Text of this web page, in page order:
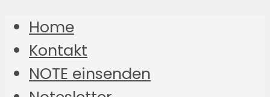
Home
Kontakt
NOTE einsenden